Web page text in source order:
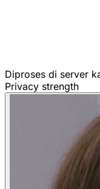
Diproses di server
Privacy strength